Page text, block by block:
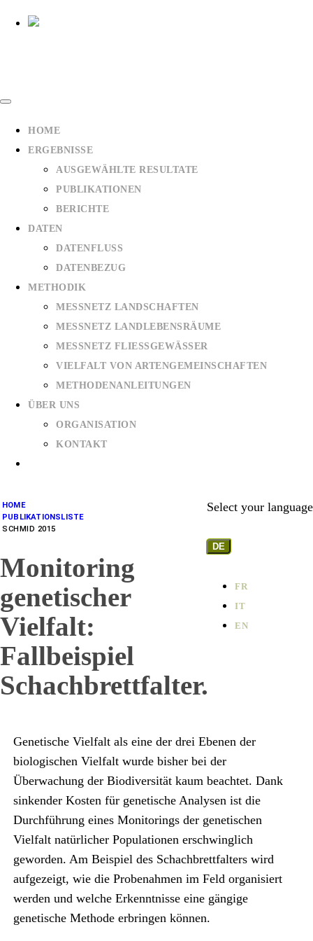
HOME
ERGEBNISSE
AUSGEWÄHLTE RESULTATE
PUBLIKATIONEN
BERICHTE
DATEN
DATENFLUSS
DATENBEZUG
METHODIK
MESSNETZ LANDSCHAFTEN
MESSNETZ LANDLEBENSRÄUME
MESSNETZ FLIESSGEWÄSSER
VIELFALT VON ARTENGEMEINSCHAFTEN
METHODENANLEITUNGEN
ÜBER UNS
ORGANISATION
KONTAKT
Select your language
DE
FR
IT
EN
HOME
PUBLIKATIONSLISTE
SCHMID 2015
Monitoring
genetischer
Vielfalt:
Fallbeispiel
Schachbrettfalter.
Genetische Vielfalt als eine der drei Ebenen der
biologischen Vielfalt wurde bisher bei der
Überwachung der Biodiversität kaum beachtet. Dank
sinkender Kosten für genetische Analysen ist die
Durchführung eines Monitorings der genetischen
Vielfalt natürlicher Populationen erschwinglich
geworden. Am Beispiel des Schachbrettfalters wird
aufgezeigt, wie die Probenahmen im Feld organisiert
werden und welche Erkenntnisse eine gängige
genetische Methode erbringen können.